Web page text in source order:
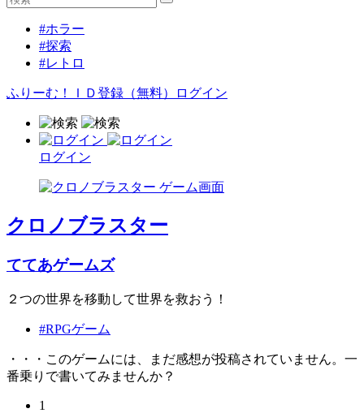
#ホラー
#探索
#レトロ
ふりーむ！ＩＤ登録（無料） ログイン
ログイン
クロノブラスター
ててあゲームズ
２つの世界を移動して世界を救おう！
#RPGゲーム
・・・このゲームには、まだ感想が投稿されていません。一
番乗りで書いてみませんか？
1